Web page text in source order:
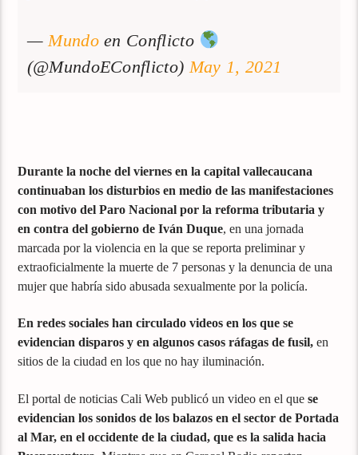
—Mundoen Conflicto
(@MundoEConflicto)May 1, 2021
Durante la noche del viernes en la capital vallecaucana
continuaban los disturbios en medio de las manifestaciones
con motivo del Paro Nacional por la reforma tributaria y
en contra del gobierno de Iván Duque, en una jornada
marcada por la violencia en la que se reporta preliminar y
extraoficialmente la muerte de 7 personas y la denuncia de una
mujer que habría sido abusada sexualmente por la policía.
En redes sociales han circulado videos en los que se
evidencian disparos y en algunos casos ráfagas de fusil,en
sitios de la ciudad en los que no hay iluminación.
El portal de noticias Cali Web publicó un video en el quese
evidencian los sonidos de los balazos en el sector de Portada
al Mar, en el occidente de la ciudad, que es la salida hacia